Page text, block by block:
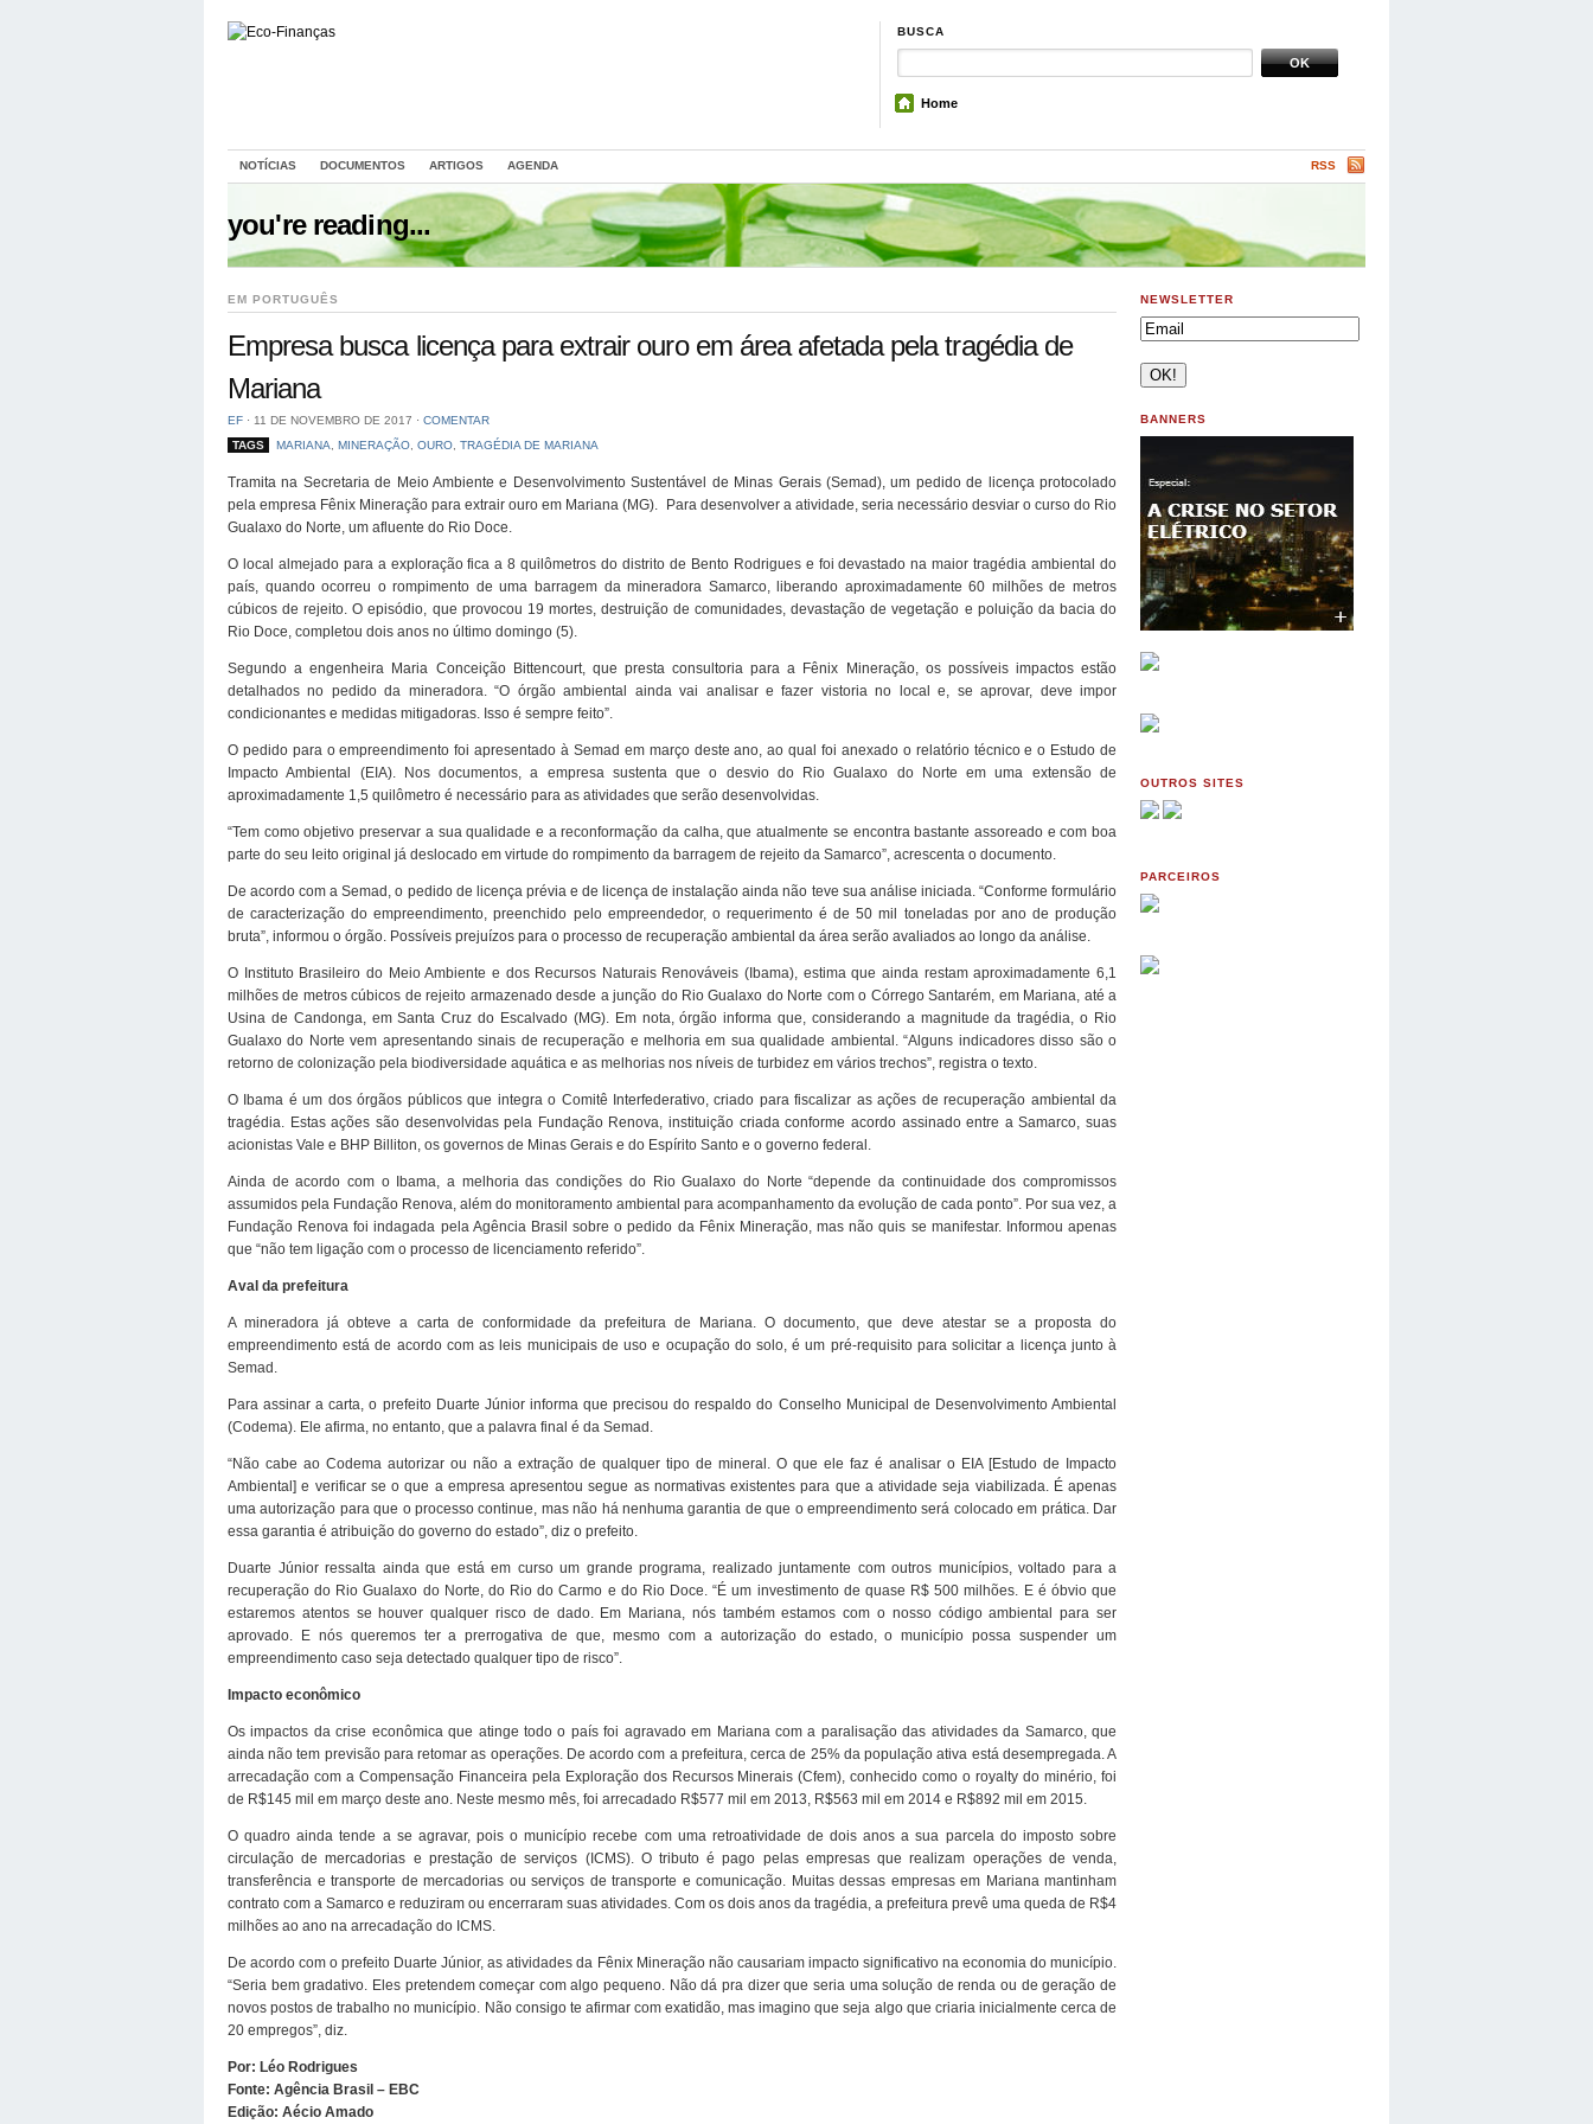
BUSCA
Home
NOTÍCIAS DOCUMENTOS ARTIGOS AGENDA RSS
you're reading...
EM PORTUGUÊS
Empresa busca licença para extrair ouro em área afetada pela tragédia de
Mariana
EF ⋅ 11 DE NOVEMBRO DE 2017 ⋅ COMENTAR
TAGS
MARIANA MINERAÇÃO, OURO, TRAGÉDIA DE MARIANA
Tramita na Secretaria de Meio Ambiente e Desenvolvimento Sustentável de Minas Gerais (Semad), um pedido de licença protocolado
pela empresa Fênix Mineração para extrair ouro em Mariana (MG). Para desenvolver a atividade, seria necessário desviar o curso do Rio
Gualaxo do Norte, um afluente do Rio Doce.
O local almejado para a exploração fica a 8 quilômetros do distrito de Bento Rodrigues e foi devastado na maior tragédia ambiental do
país, quando ocorreu o rompimento de uma barragem da mineradora Samarco, liberando aproximadamente 60 milhões de metros
cúbicos de rejeito. O episódio, que provocou 19 mortes, destruição de comunidades, devastação de vegetação e poluição da bacia do
Rio Doce, completou dois anos no último domingo (5).
Segundo a engenheira Maria Conceição Bittencourt, que presta consultoria para a Fênix Mineração, os possíveis impactos estão
detalhados no pedido da mineradora. “O órgão ambiental ainda vai analisar e fazer vistoria no local e, se aprovar, deve impor
condicionantes e medidas mitigadoras. Isso é sempre feito”.
O pedido para o empreendimento foi apresentado à Semad em março deste ano, ao qual foi anexado o relatório técnico e o Estudo de
Impacto Ambiental (EIA). Nos documentos, a empresa sustenta que o desvio do Rio Gualaxo do Norte em uma extensão de
aproximadamente 1,5 quilômetro é necessário para as atividades que serão desenvolvidas.
“Tem como objetivo preservar a sua qualidade e a reconformação da calha, que atualmente se encontra bastante assoreado e com boa
parte do seu leito original já deslocado em virtude do rompimento da barragem de rejeito da Samarco”, acrescenta o documento.
De acordo com a Semad, o pedido de licença prévia e de licença de instalação ainda não teve sua análise iniciada. “Conforme formulário
de caracterização do empreendimento, preenchido pelo empreendedor, o requerimento é de 50 mil toneladas por ano de produção
bruta”, informou o órgão. Possíveis prejuízos para o processo de recuperação ambiental da área serão avaliados ao longo da análise.
O Instituto Brasileiro do Meio Ambiente e dos Recursos Naturais Renováveis (Ibama), estima que ainda restam aproximadamente 6,1
milhões de metros cúbicos de rejeito armazenado desde a junção do Rio Gualaxo do Norte com o Córrego Santarém, em Mariana, até a
Usina de Candonga, em Santa Cruz do Escalvado (MG). Em nota, órgão informa que, considerando a magnitude da tragédia, o Rio
Gualaxo do Norte vem apresentando sinais de recuperação e melhoria em sua qualidade ambiental. “Alguns indicadores disso são o
retorno de colonização pela biodiversidade aquática e as melhorias nos níveis de turbidez em vários trechos”, registra o texto.
O Ibama é um dos órgãos públicos que integra o Comitê Interfederativo, criado para fiscalizar as ações de recuperação ambiental da
tragédia. Estas ações são desenvolvidas pela Fundação Renova, instituição criada conforme acordo assinado entre a Samarco, suas
acionistas Vale e BHP Billiton, os governos de Minas Gerais e do Espírito Santo e o governo federal.
Ainda de acordo com o Ibama, a melhoria das condições do Rio Gualaxo do Norte “depende da continuidade dos compromissos
assumidos pela Fundação Renova, além do monitoramento ambiental para acompanhamento da evolução de cada ponto”. Por sua vez, a
Fundação Renova foi indagada pela Agência Brasil sobre o pedido da Fênix Mineração, mas não quis se manifestar. Informou apenas
que “não tem ligação com o processo de licenciamento referido”.
Aval da prefeitura
A mineradora já obteve a carta de conformidade da prefeitura de Mariana. O documento, que deve atestar se a proposta do
empreendimento está de acordo com as leis municipais de uso e ocupação do solo, é um pré-requisito para solicitar a licença junto à
Semad.
Para assinar a carta, o prefeito Duarte Júnior informa que precisou do respaldo do Conselho Municipal de Desenvolvimento Ambiental
(Codema). Ele afirma, no entanto, que a palavra final é da Semad.
“Não cabe ao Codema autorizar ou não a extração de qualquer tipo de mineral. O que ele faz é analisar o EIA [Estudo de Impacto
Ambiental] e verificar se o que a empresa apresentou segue as normativas existentes para que a atividade seja viabilizada. É apenas
uma autorização para que o processo continue, mas não há nenhuma garantia de que o empreendimento será colocado em prática. Dar
essa garantia é atribuição do governo do estado”, diz o prefeito.
Duarte Júnior ressalta ainda que está em curso um grande programa, realizado juntamente com outros municípios, voltado para a
recuperação do Rio Gualaxo do Norte, do Rio do Carmo e do Rio Doce. “É um investimento de quase R$ 500 milhões. E é óbvio que
estaremos atentos se houver qualquer risco de dado. Em Mariana, nós também estamos com o nosso código ambiental para ser
aprovado. E nós queremos ter a prerrogativa de que, mesmo com a autorização do estado, o município possa suspender um
empreendimento caso seja detectado qualquer tipo de risco”.
Impacto econômico
Os impactos da crise econômica que atinge todo o país foi agravado em Mariana com a paralisação das atividades da Samarco, que
ainda não tem previsão para retomar as operações. De acordo com a prefeitura, cerca de 25% da população ativa está desempregada. A
arrecadação com a Compensação Financeira pela Exploração dos Recursos Minerais (Cfem), conhecido como o royalty do minério, foi
de R$145 mil em março deste ano. Neste mesmo mês, foi arrecadado R$577 mil em 2013, R$563 mil em 2014 e R$892 mil em 2015.
O quadro ainda tende a se agravar, pois o município recebe com uma retroatividade de dois anos a sua parcela do imposto sobre
circulação de mercadorias e prestação de serviços (ICMS). O tributo é pago pelas empresas que realizam operações de venda,
transferência e transporte de mercadorias ou serviços de transporte e comunicação. Muitas dessas empresas em Mariana mantinham
contrato com a Samarco e reduziram ou encerraram suas atividades. Com os dois anos da tragédia, a prefeitura prevê uma queda de R$4
milhões ao ano na arrecadação do ICMS.
De acordo com o prefeito Duarte Júnior, as atividades da Fênix Mineração não causariam impacto significativo na economia do município.
“Seria bem gradativo. Eles pretendem começar com algo pequeno. Não dá pra dizer que seria uma solução de renda ou de geração de
novos postos de trabalho no município. Não consigo te afirmar com exatidão, mas imagino que seja algo que criaria inicialmente cerca de
20 empregos”, diz.
Por: Léo Rodrigues
Fonte: Agência Brasil – EBC
Edição: Aécio Amado
NEWSLETTER
BANNERS
OUTROS SITES
PARCEIROS